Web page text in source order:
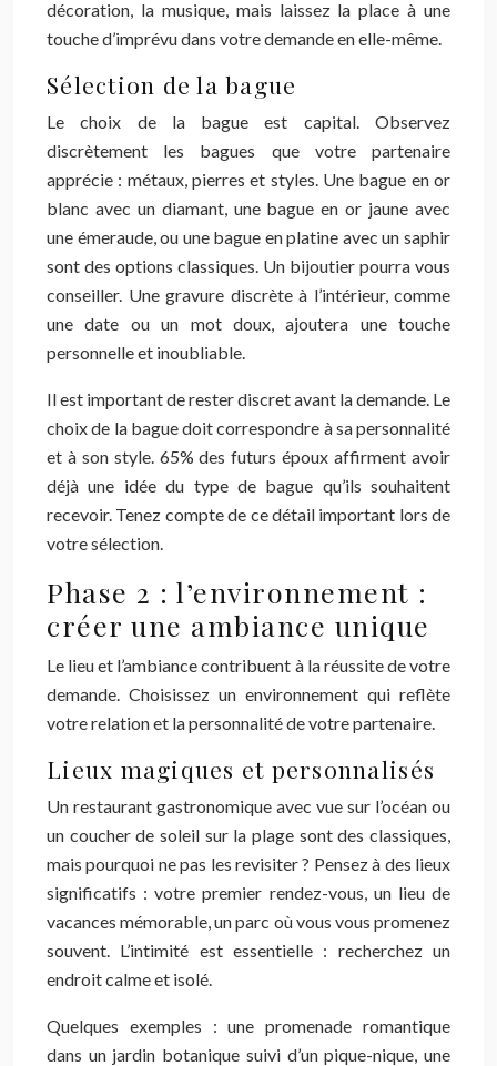
décoration, la musique, mais laissez la place à une
touche d’imprévu dans votre demande en elle-même.
Sélection de la bague
Le choix de la bague est capital. Observez
discrètement les bagues que votre partenaire
apprécie : métaux, pierres et styles. Une bague en or
blanc avec un diamant, une bague en or jaune avec
une émeraude, ou une bague en platine avec un saphir
sont des options classiques. Un bijoutier pourra vous
conseiller. Une gravure discrète à l’intérieur, comme
une date ou un mot doux, ajoutera une touche
personnelle et inoubliable.
Il est important de rester discret avant la demande. Le
choix de la bague doit correspondre à sa personnalité
et à son style. 65% des futurs époux affirment avoir
déjà une idée du type de bague qu’ils souhaitent
recevoir. Tenez compte de ce détail important lors de
votre sélection.
Phase 2 : l’environnement :
créer une ambiance unique
Le lieu et l’ambiance contribuent à la réussite de votre
demande. Choisissez un environnement qui reflète
votre relation et la personnalité de votre partenaire.
Lieux magiques et personnalisés
Un restaurant gastronomique avec vue sur l’océan ou
un coucher de soleil sur la plage sont des classiques,
mais pourquoi ne pas les revisiter ? Pensez à des lieux
significatifs : votre premier rendez-vous, un lieu de
vacances mémorable, un parc où vous vous promenez
souvent. L’intimité est essentielle : recherchez un
endroit calme et isolé.
Quelques exemples : une promenade romantique
dans un jardin botanique suivi d’un pique-nique, une